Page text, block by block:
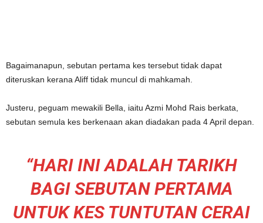
Bagaimanapun, sebutan pertama kes tersebut tidak dapat
diteruskan kerana Aliff tidak muncul di mahkamah.
Justeru, peguam mewakili Bella, iaitu Azmi Mohd Rais berkata,
sebutan semula kes berkenaan akan diadakan pada 4 April depan.
“HARI INI ADALAH TARIKH
BAGI SEBUTAN PERTAMA
UNTUK KES TUNTUTAN CERAI